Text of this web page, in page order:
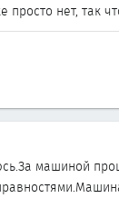
нет, так
машиной